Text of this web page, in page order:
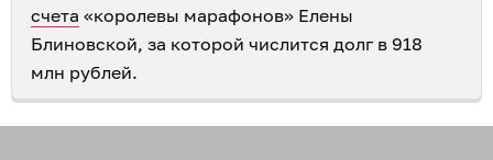
счета «королевы марафонов» Елены
Блиновской, за которой числится долг в 918
млн рублей.